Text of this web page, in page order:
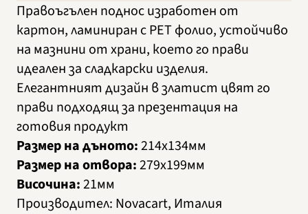
Правоъгълен поднос изработен от
картон, ламиниран с PET фолио, устойчиво
на мазнини от храни, което го прави
идеален за сладкарски изделия.
Елегантният дизайн в златист цвят го
прави подходящ за презентация на
готовия продукт
Размер на дъното:214х134мм
Размер на отвора:279х199мм
Височина:21мм
Производител: Novacart, Италия